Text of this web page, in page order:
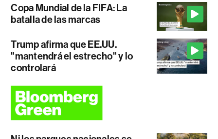
Copa Mundial de la FIFA: La
batalla de las marcas
Trump afirma que EE.UU.
"mantendrá el estrecho" y lo
controlará